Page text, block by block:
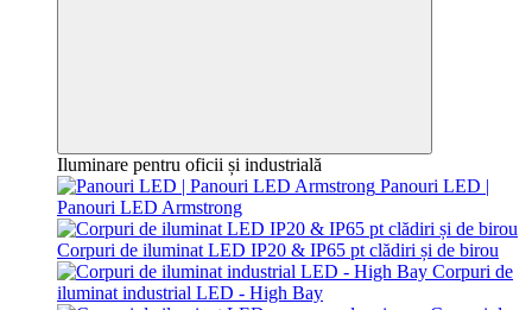
Iluminare pentru oficii și industrială
Panouri LED |
Panouri LED Armstrong
Corpuri de iluminat LED IP20 & IP65 pt clădiri și de birou
Corpuri de
iluminat industrial LED - High Bay